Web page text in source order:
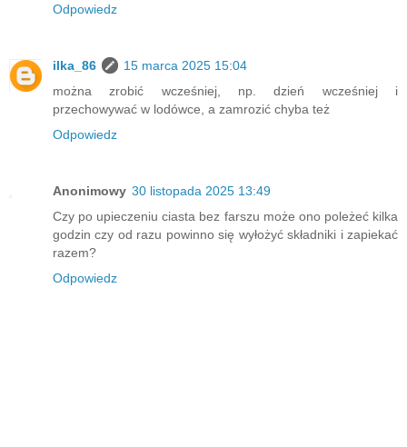
Odpowiedz
ilka_86
15 marca 2025 15:04
można zrobić wcześniej, np. dzień wcześniej i
przechowywać w lodówce, a zamrozić chyba też
Odpowiedz
Anonimowy 30 listopada 2025 13:49
Czy po upieczeniu ciasta bez farszu może ono poleżeć kilka
godzin czy od razu powinno się wyłożyć składniki i zapiekać
razem?
Odpowiedz